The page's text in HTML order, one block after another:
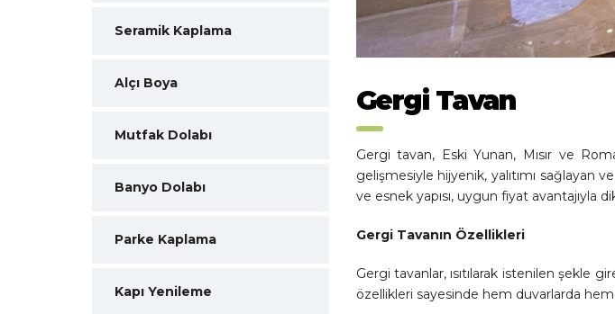
Seramik Kaplama
Alçı Boya
Mutfak Dolabı
Banyo Dolabı
Parke Kaplama
Kapı Yenileme
Gergi Tavan
Gergi tavan, Eski Yunan, Mısır ve
gelişmesiyle hijyenik, yalıtımı sağlayan
ve esnek yapısı, uygun fiyat avantajıyla
Gergi Tavanın Özellikleri
Gergi tavanlar, ısıtılarak istenilen şekle
özellikleri sayesinde hem duvarlarda